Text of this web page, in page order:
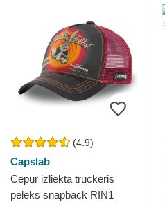
(4.9)
Capslab
Cepur izliekta truckeris
pelēks snapback RIN1